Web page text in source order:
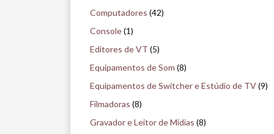
Computadores (42)
Console(1)
Editores de VT (5)
Equipamentos de Som (8)
Equipamentos de Switcher e Estúdio de TV(9)
Filmadoras (8)
Gravador e Leitor de Mídias (8)